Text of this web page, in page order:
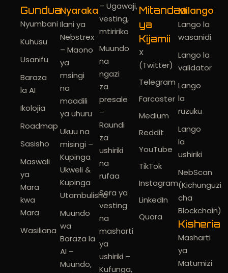
Gundua
Nyumbani
Kuhusu
Usanifu
Baraza
la AI
Ikolojia
Roadmap
Sasisho
Maswali
ya
Mara
kwa
Mara
Wasiliana
Nyaraka
Ilani ya
Nebstrex
– Maono
ya
msingi
na
maadili
ya uhuru
Ukuu na
misingi –
Kupinga
Ukweli &
Kupinga
Utambulisho
Muundo
wa
Baraza la
AI –
Muundo,
– Ugawaji,
vesting,
mtiririko
Muundo
na
ngazi
za
presale
–
Raundi
za
ushiriki
na
rufaa
Sera ya
vesting
na
masharti
ya
ushiriki –
Kufunga,
Mitandao
ya
Kijamii
X
(Twitter)
Telegram
Farcaster
Medium
Reddit
YouTube
TikTok
Instagram
LinkedIn
Quora
Milango
Lango la
wasanidi
Lango la
validator
Lango
la
ruzuku
Lango
la
ushiriki
NebScan
(Kichunguzi
cha
Blockchain)
Kisheria
Masharti
ya
Matumizi